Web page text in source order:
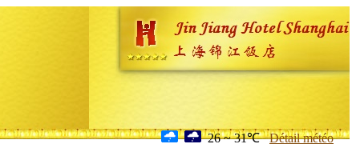
26 ~ 31℃ Détail météo